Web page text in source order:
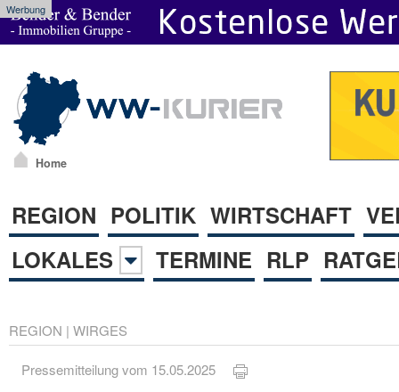
Werbung
Home
REGION POLITIK WIRTSCHAFT
LOKALES
TERMINE RLP
REGION | WIRGES
Pressemitteilung vom 15.05.2025